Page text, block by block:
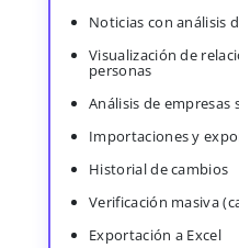
Noticias con análisis
Visualización de
personas
Análisis de
Importaciones y
Historial de cambios
Verificación masiva
Exportación a Excel